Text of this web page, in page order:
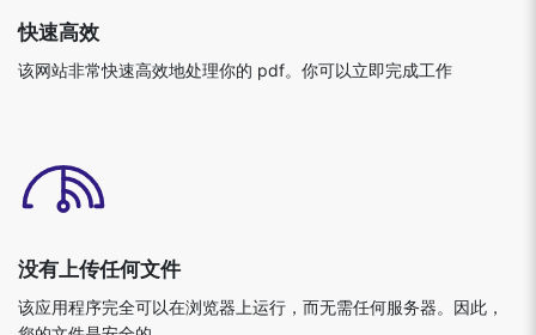
快速高效
该网站非常快速高效地处理你的 pdf。你可以立即完成工作
没有上传任何文件
该应用程序完全可以在浏览器上运行，而无需任何服务器。因此，